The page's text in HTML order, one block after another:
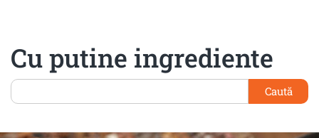
Cu putine ingrediente
Caută